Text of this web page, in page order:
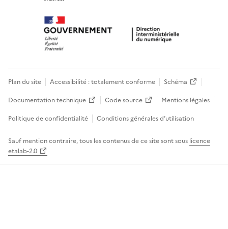
Plan du site Accessibilité : totalement conforme
Schéma
Documentation technique
Code source
Mentions légales
Politique de confidentialité
Conditions générales d’utilisation
Sauf mention contraire, tous les contenus de ce site sont sous licence
etalab-2.0